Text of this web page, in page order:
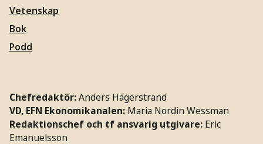
Vetenskap
Bok
Podd
Chefredaktör:Anders Hägerstrand
VD, EFN Ekonomikanalen: Maria Nordin Wessman
Redaktionschef och tf ansvarig utgivare: Eric
Emanuelsson